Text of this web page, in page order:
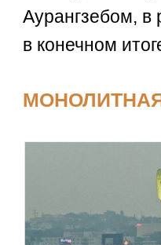
Аурангзебом, в
в конечном